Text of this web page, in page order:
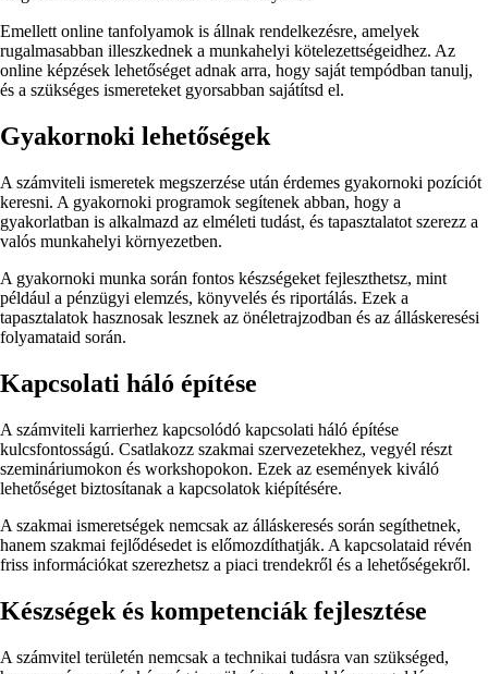
Emellett online tanfolyamok is állnak rendelkezésre, amelyek
rugalmasabban illeszkednek a munkahelyi kötelezettségeidhez. Az
online képzések lehetőséget adnak arra, hogy saját tempódban tanulj,
és a szükséges ismereteket gyorsabban sajátítsd el.
Gyakornoki lehetőségek
A számviteli ismeretek megszerzése után érdemes gyakornoki pozíciót
keresni. A gyakornoki programok segítenek abban, hogy a
gyakorlatban is alkalmazd az elméleti tudást, és tapasztalatot szerezz a
valós munkahelyi környezetben.
A gyakornoki munka során fontos készségeket fejleszthetsz, mint
például a pénzügyi elemzés, könyvelés és riportálás. Ezek a
tapasztalatok hasznosak lesznek az önéletrajzodban és az álláskeresési
folyamataid során.
Kapcsolati háló építése
A számviteli karrierhez kapcsolódó kapcsolati háló építése
kulcsfontosságú. Csatlakozz szakmai szervezetekhez, vegyél részt
szemináriumokon és workshopokon. Ezek az események kiváló
lehetőséget biztosítanak a kapcsolatok kiépítésére.
A szakmai ismeretségek nemcsak az álláskeresés során segíthetnek,
hanem szakmai fejlődésedet is előmozdíthatják. A kapcsolataid révén
friss információkat szerezhetsz a piaci trendekről és a lehetőségekről.
Készségek és kompetenciák fejlesztése
A számvitel területén nemcsak a technikai tudásra van szükséged,